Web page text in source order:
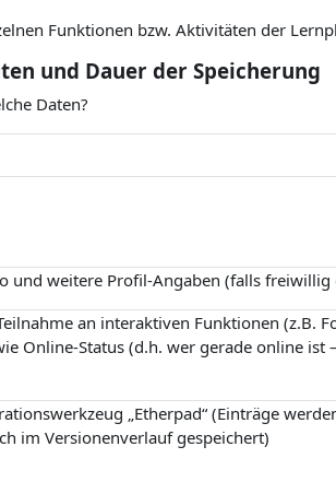
Funktionen bzw. Aktivitäten der
und Dauer der Speicherung
Daten?
und weitere Profil-Angaben (falls freiwillig
an interaktiven Funktionen (z.B.
Online-Status (d.h. wer gerade online ist
„Etherpad“ (Einträge
im Versionenverlauf gespeichert)